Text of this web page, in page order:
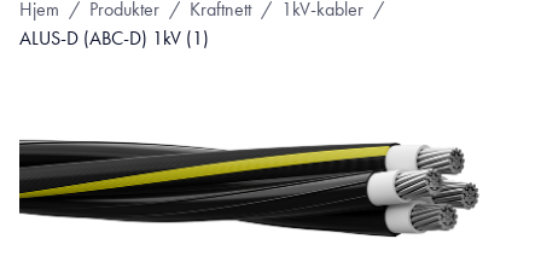
Hjem / Produkter / Kraftnett / 1kV-kabler /
ALUS-D (ABC-D) 1kV (1)